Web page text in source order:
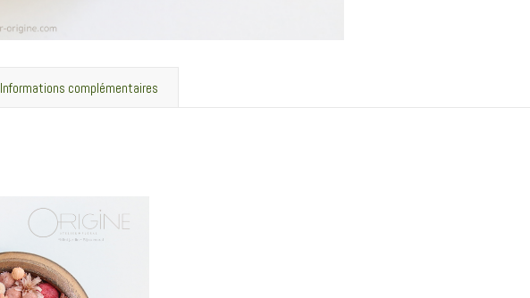
Informations complémentaires